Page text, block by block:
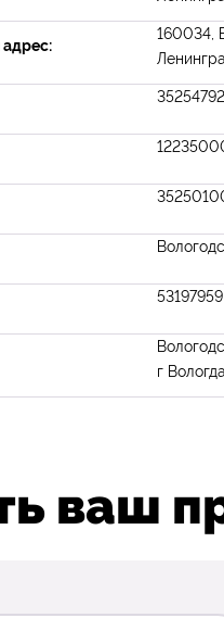
160034,
53197959
г Вологда
ваш